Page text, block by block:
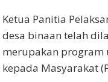
Ketua Panitia
desa binaan telah
merupakan program
kepada Masyarakat